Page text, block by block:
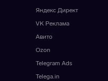
Яндекс Директ
VK Реклама
Авито
Ozon
Telegram Ads
Telega.in